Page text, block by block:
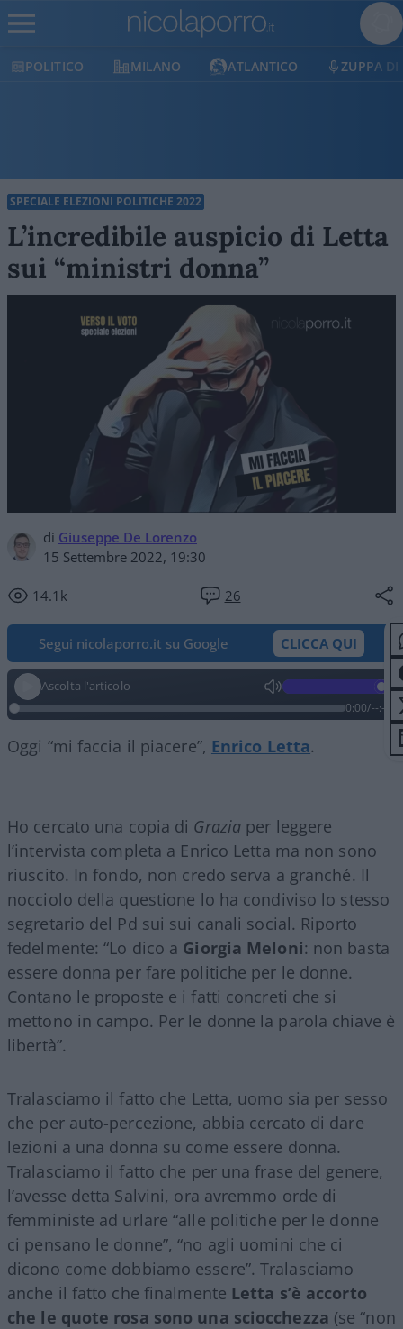
POLITICO MILANO ATLANTICO ZUPPA DI
SPECIALE ELEZIONI POLITICHE 2022
L’incredibile auspicio di Letta
sui “ministri donna”
di Giuseppe De Lorenzo
15 Settembre 2022, 19:30
14.1k 26
Segui nicolaporro.it su Google CLICCA QUI
Ascolta l'articolo
0:00/--:--
Oggi “mi faccia il piacere”, Enrico Letta.
Ho cercato una copia di Grazia per leggere
l’intervista completa a Enrico Letta ma non sono
riuscito. In fondo, non credo serva a granché. Il
nocciolo della questione lo ha condiviso lo stesso
segretario del Pd sui sui canali social. Riporto
fedelmente: “Lo dico a Giorgia Meloni: non basta
essere donna per fare politiche per le donne.
Contano le proposte e i fatti concreti che si
mettono in campo. Per le donne la parola chiave è
libertà”.
Tralasciamo il fatto che Letta, uomo sia per sesso
che per auto-percezione, abbia cercato di dare
lezioni a una donna su come essere donna.
Tralasciamo il fatto che per una frase del genere,
l’avesse detta Salvini, ora avremmo orde di
femministe ad urlare “alle politiche per le donne
ci pensano le donne”, “no agli uomini che ci
dicono come dobbiamo essere”. Tralasciamo
anche il fatto che finalmente Letta s’è accorto
che le quote rosa sono una sciocchezza (se “non